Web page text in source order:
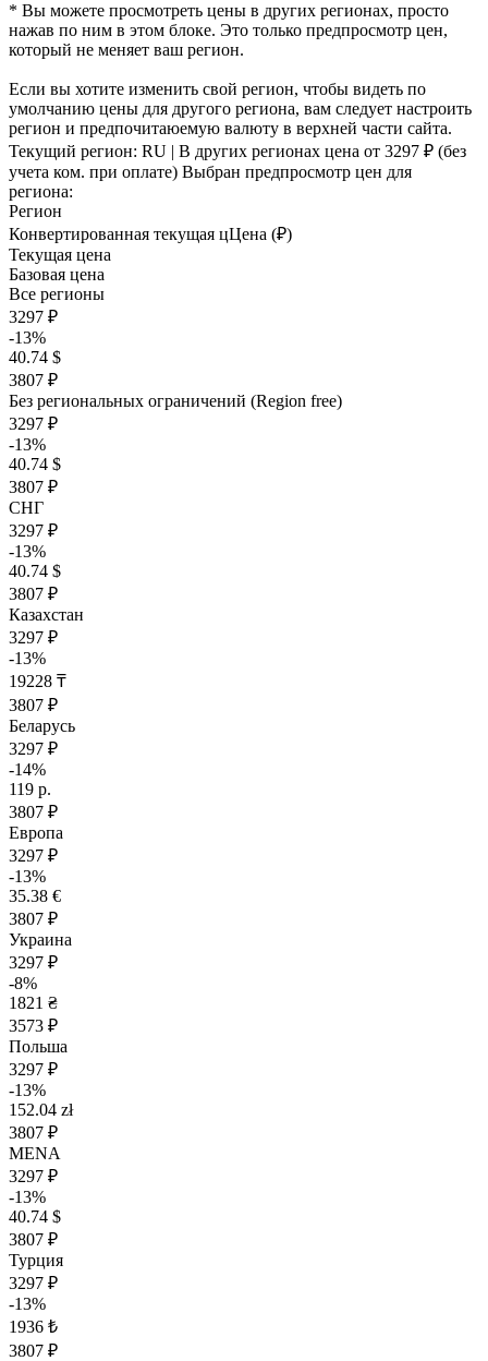
* Вы можете просмотреть цены в других регионах, просто
нажав по ним в этом блоке. Это только предпросмотр цен,
который не меняет ваш регион.
Если вы хотите изменить свой регион, чтобы видеть по
умолчанию цены для другого региона, вам следует настроить
регион и предпочитаюемую валюту в верхней части сайта.
Текущий регион: RU | В других регионах цена от 3297 ₽ (без
учета ком. при оплате) Выбран предпросмотр цен для
региона:
Регион
Конвертированная текущая цЦена (₽)
Текущая цена
Базовая цена
Все регионы
3297 ₽
-13%
40.74 $
3807 ₽
Без региональных ограничений (Region free)
3297 ₽
-13%
40.74 $
3807 ₽
СНГ
3297 ₽
-13%
40.74 $
3807 ₽
Казахстан
3297 ₽
-13%
19228 ₸
3807 ₽
Беларусь
3297 ₽
-14%
119 р.
3807 ₽
Европа
3297 ₽
-13%
35.38 €
3807 ₽
Украина
3297 ₽
-8%
1821 ₴
3573 ₽
Польша
3297 ₽
-13%
152.04 zł
3807 ₽
MENA
3297 ₽
-13%
40.74 $
3807 ₽
Турция
3297 ₽
-13%
1936 ₺
3807 ₽